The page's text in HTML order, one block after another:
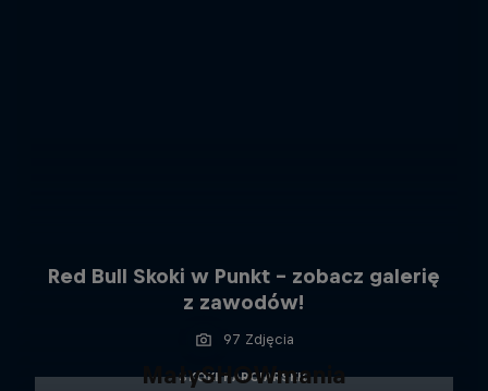
Red Bull Skoki w Punkt - zobacz galerię
z zawodów!
97 Zdjęcia
SKOKI NARCIARSKIE
MałySHOWmania